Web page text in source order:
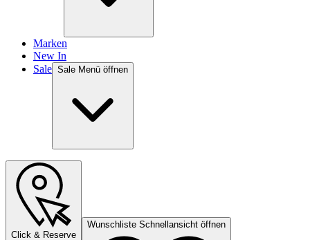
Marken
New In
Sale Sale Menü öffnen
Click & Reserve
Wunschliste Schnellansicht öffnen